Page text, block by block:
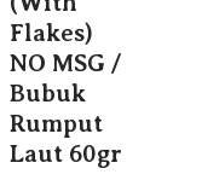
Flakes)
NO MSG /
Bubuk
Rumput
Laut 60gr